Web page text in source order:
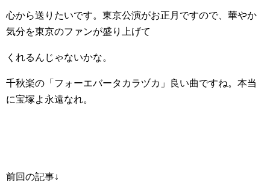
心から送りたいです。東京公演がお正月ですので、華やか
気分を東京のファンが盛り上げて
くれるんじゃないかな。
千秋楽の「フォーエバータカラヅカ」良い曲ですね。本当
に宝塚よ永遠なれ。
前回の記事↓